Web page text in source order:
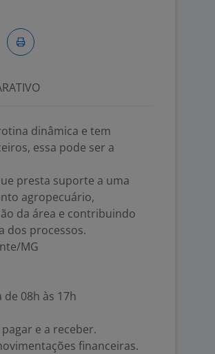
dinâmica e tem
essa pode ser a
presta suporte a uma
agropecuário,
da área e contribuindo
dos processos.
MG
08h às 17h
e a receber.
financeiras.